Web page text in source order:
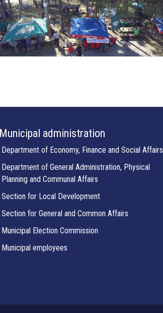
Municipal administration
Department of Economy, Finance and Social Affairs
Department of General Administration, Physical
Planning and Communal Affairs
Section for Local Development
Section for General and Common Affairs
Municipal Election Commission
Municipal employees